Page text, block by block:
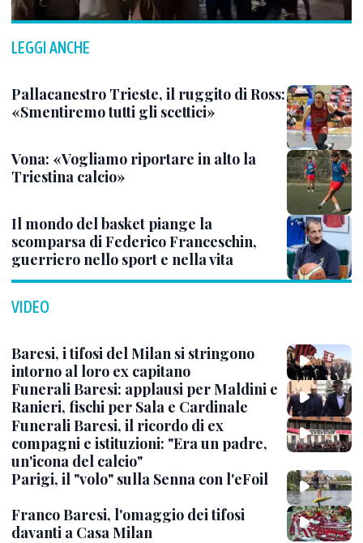
LEGGI ANCHE
Pallacanestro Trieste, il ruggito di Ross:
«Smentiremo tutti gli scettici»
Vona: «Vogliamo riportare in alto la
Triestina calcio»
Il mondo del basket piange la
scomparsa di Federico Franceschin,
guerriero nello sport e nella vita
VIDEO
Baresi, i tifosi del Milan si stringono
intorno al loro ex capitano
Funerali Baresi: applausi per Maldini e
Ranieri, fischi per Sala e Cardinale
Funerali Baresi, il ricordo di ex
compagni e istituzioni: "Era un padre,
un'icona del calcio"
Parigi, il "volo" sulla Senna con l'eFoil
Franco Baresi, l'omaggio dei tifosi
davanti a Casa Milan